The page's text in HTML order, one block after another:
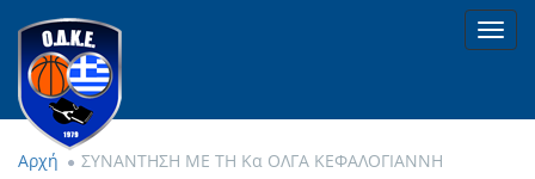
Αρχή ΣΥΝΑΝΤΗΣΗ ΜΕ ΤΗ Κα ΟΛΓΑ ΚΕΦΑΛΟΓΙΑΝΝΗ